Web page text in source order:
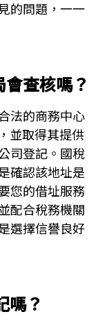
的問題，一一
查核嗎？
法的商務中心
並取得其提供
司登記。國稅
確認該地址是
您的借址服務
配合稅務機關
選擇信譽良好
嗎？